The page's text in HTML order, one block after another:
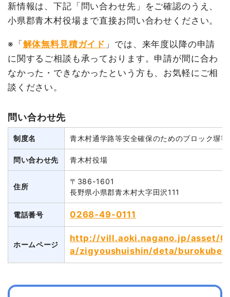
新情報は、下記「問い合わせ先」をご確認のうえ、
小県郡青木村役場まで直接お問い合わせください。
※「解体無料見積ガイド 」では、来年度以降の申請
に関するご相談も承っております。申請が間に合わ
なかった・できなかったという方も、お気軽にご相
談ください。
問い合わせ先
制度名 青木村通学路等安全確保のためのブロック塀
問い合わせ先 青木村役場
住所
〒386-1601
長野県小県郡青木村大字田沢111
電話番号 0268-49-0111
ホームページ
http://vill.aoki.nagano.jp/asset/
a/zigyoushuishin/deta/